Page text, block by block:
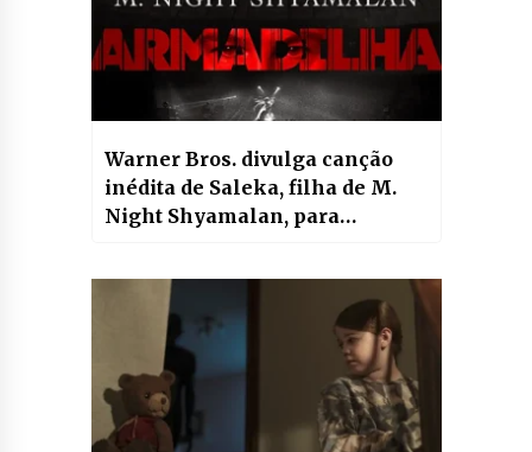
Warner Bros. divulga canção
inédita de Saleka, filha de M.
Night Shyamalan, para
cinemas em agosto